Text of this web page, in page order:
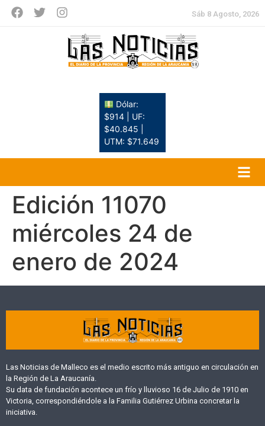
Sáb 8 Agosto, 2026
Dólar:
$914 | UF:
$40.845 |
UTM: $71.649
Edición 11070
miércoles 24 de
enero de 2024
Las Noticias de Malleco es el medio escrito más antiguo en circulación en
la Región de La Araucanía.
Su data de fundación acontece un frío y lluvioso 16 de Julio de 1910 en
Victoria, correspondiéndole a la Familia Gutiérrez Urbina concretar la
iniciativa.